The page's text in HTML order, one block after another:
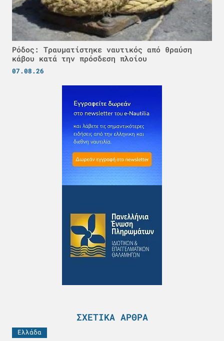
Ρόδος: Τραυματίστηκε ναυτικός από θραύση
κάβου κατά την πρόσδεση πλοίου
07.08.26
ΣΧΕΤΙΚΆ ΆΡΘΡΑ
Ελλάδα